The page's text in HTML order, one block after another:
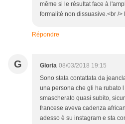
même si le résultat face à
formalité non dissuasive.<br />
Répondre
G Gloria 08/03/2018 19:15
Sono stata contattata da
una persona che gli ha rubato
smascherato quasi subito,
francese aveva cadenza
adesso è su instagram e sta